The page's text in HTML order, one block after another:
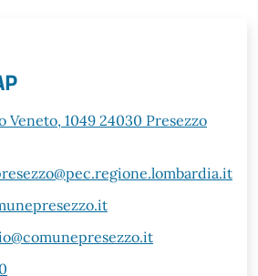
Veneto, 1049 24030 Presezzo